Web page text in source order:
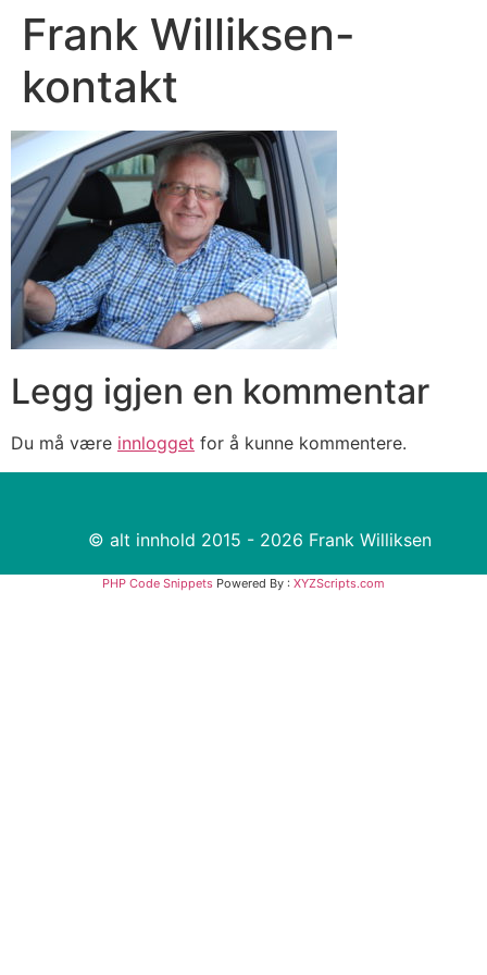
Frank Williksen-
kontakt
Legg igjen en kommentar
Du må være innlogget for å kunne kommentere.
© alt innhold 2015 - 2026 Frank Williksen
PHP Code Snippets Powered By : XYZScripts.com